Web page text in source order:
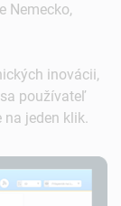
Nemecko,
inovácii,
používateľ
jeden klik.